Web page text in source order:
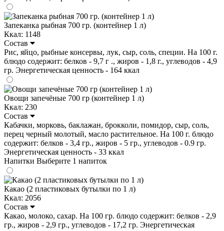
Запеканка рыбная 700 гр. (контейнер 1 л)
Ккал: 1148
Состав
Рис, яйцо, рыбные консервы, лук, сыр, соль, специи. На 100 г.
блюдо содержит: белков - 9,7 г ., жиров - 1,8 г., углеводов - 4,9
гр. Энергетическая ценность - 164 ккал
Овощи запечёные 700 гр (контейнер 1 л)
Ккал: 230
Состав
Кабачки, морковь, баклажан, брокколи, помидор, сыр, соль,
перец черный молотый, масло растительное. На 100 г. блюдо
содержит: белков - 3,4 гр., жиров - 5 гр., углеводов - 0.9 гр.
Энергетическая ценность - 33 ккал
Напитки Выберите 1 напиток
Какао (2 пластиковых бутылки по 1 л)
Ккал: 2056
Состав
Какао, молоко, сахар. На 100 гр. блюдо содержит: белков - 2,9
гр., жиров - 2,9 гр., углеводов - 17,2 гр. Энергетическая